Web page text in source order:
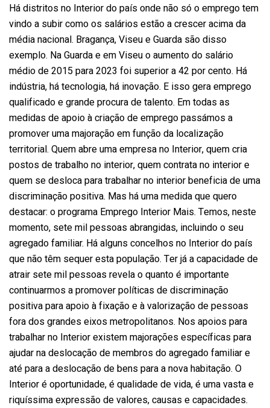
Há distritos no Interior do país onde não só o emprego tem
vindo a subir como os salários estão a crescer acima da
média nacional. Bragança, Viseu e Guarda são disso
exemplo. Na Guarda e em Viseu o aumento do salário
médio de 2015 para 2023 foi superior a 42 por cento. Há
indústria, há tecnologia, há inovação. E isso gera emprego
qualificado e grande procura de talento. Em todas as
medidas de apoio à criação de emprego passámos a
promover uma majoração em função da localização
territorial. Quem abre uma empresa no Interior, quem cria
postos de trabalho no interior, quem contrata no interior e
quem se desloca para trabalhar no interior beneficia de uma
discriminação positiva. Mas há uma medida que quero
destacar: o programa Emprego Interior Mais. Temos, neste
momento, sete mil pessoas abrangidas, incluindo o seu
agregado familiar. Há alguns concelhos no Interior do país
que não têm sequer esta população. Ter já a capacidade de
atrair sete mil pessoas revela o quanto é importante
continuarmos a promover políticas de discriminação
positiva para apoio à fixação e à valorização de pessoas
fora dos grandes eixos metropolitanos. Nos apoios para
trabalhar no Interior existem majorações específicas para
ajudar na deslocação de membros do agregado familiar e
até para a deslocação de bens para a nova habitação. O
Interior é oportunidade, é qualidade de vida, é uma vasta e
riquíssima expressão de valores, causas e capacidades.